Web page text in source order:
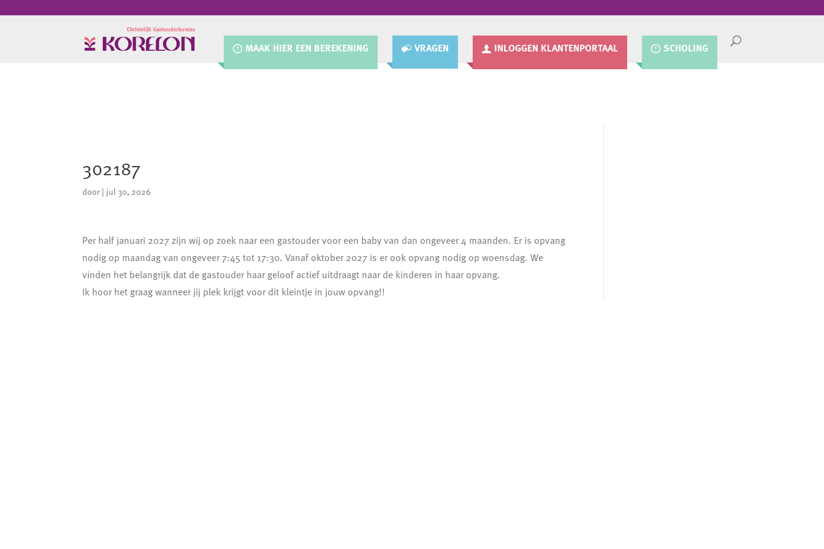
MAAK HIER EEN BEREKENING VRAGEN INLOGGEN KLANTENPORTAAL SCHOLING
302187
door| jul 30, 2026
Per half januari 2027 zijn wij op zoek naar een gastouder voor een baby van dan ongeveer 4 maanden. Er is opvang
nodig op maandag van ongeveer 7:45 tot 17:30. Vanaf oktober 2027 is er ook opvang nodig op woensdag. We
vinden het belangrijk dat de gastouder haar geloof actief uitdraagt naar de kinderen in haar opvang.
Ik hoor het graag wanneer jij plek krijgt voor dit kleintje in jouw opvang!!